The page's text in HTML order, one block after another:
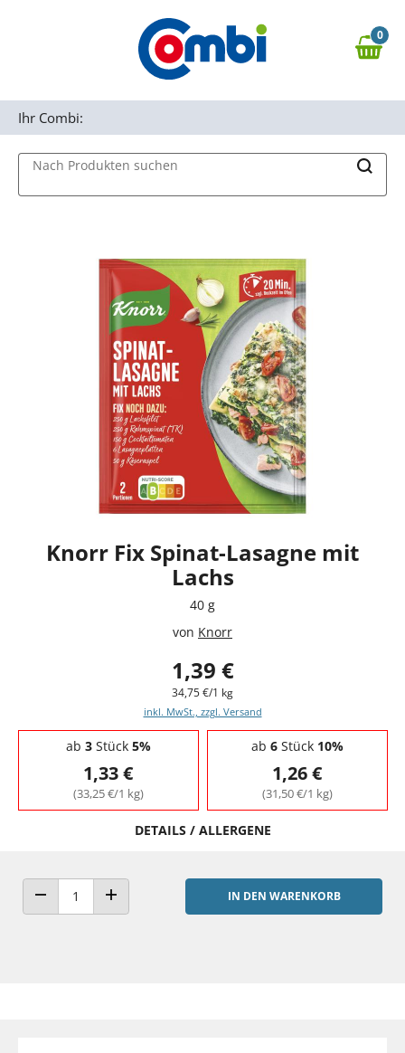
Zur Navigation springen
0,00 €
0
Nach Produkten suchen
Ihr Combi:
Knorr Fix Spinat-Lasagne mit
Lachs
40 g
von Knorr
1,39 €
34,75 €/1 kg
inkl. MwSt., zzgl. Versand
Staffelpreise - Mengenrabatt
ab 3Stück 5%
1,33 €
(33,25 €/1 kg)
ab 6Stück 10%
1,26 €
(31,50 €/1 kg)
DETAILS / ALLERGENE
ANZAHL VERRINGERNANZAHL ERHÖHEN
IN DEN WARENKORB